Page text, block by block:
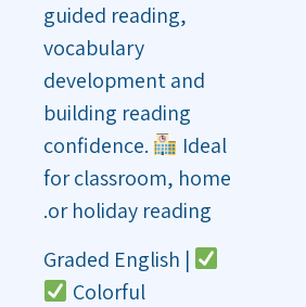
guided reading,
vocabulary
development and
building reading
confidence.
Ideal
for classroom, home
or holiday reading.
Colorful